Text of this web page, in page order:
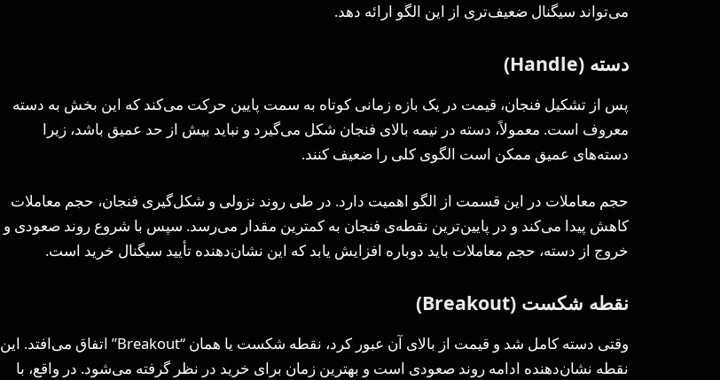
می‌تواند سیگنال ضعیف‌تری از این الگو ارائه دهد.
دسته (Handle)
پس از تشکیل فنجان، قیمت در یک بازه زمانی کوتاه به سمت پایین حرکت می‌کند که این بخش به دسته
معروف است. معمولاً، دسته در نیمه بالای فنجان شکل می‌گیرد و نباید بیش از حد عمیق باشد، زیرا
دسته‌های عمیق ممکن است الگوی کلی را ضعیف کنند.
حجم معاملات در این قسمت از الگو اهمیت دارد. در طی روند نزولی و شکل‌گیری فنجان، حجم معاملات
کاهش پیدا می‌کند و در پایین‌ترین نقطه‌ی فنجان به کمترین مقدار می‌رسد. سپس با شروع روند صعودی و
خروج از دسته، حجم معاملات باید دوباره افزایش یابد که این نشان‌دهنده تأیید سیگنال خرید است.
نقطه شکست (Breakout)
وقتی دسته کامل شد و قیمت از بالای آن عبور کرد، نقطه شکست یا همان “Breakout” اتفاق می‌افتد. این
نقطه نشان‌دهنده ادامه روند صعودی است و بهترین زمان برای خرید در نظر گرفته می‌شود. در واقع، با